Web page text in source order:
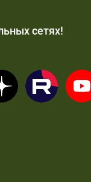
сетях!